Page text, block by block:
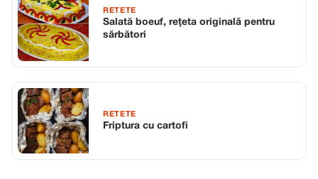
RETETE
Salată boeuf, rețeta originală pentru
sărbători
RETETE
Friptura cu cartofi